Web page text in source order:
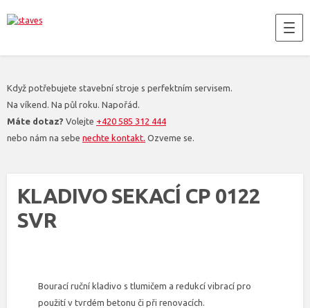
Když potřebujete stavební stroje s perfektním servisem.
Na víkend. Na půl roku. Napořád.
Máte dotaz? Volejte +420 585 312 444
nebo nám na sebe nechte kontakt. Ozveme se.
KLADIVO SEKACÍ CP 0122
SVR
Bourací ruční kladivo s tlumičem a redukcí vibrací pro
použití v tvrdém betonu či při renovacích.